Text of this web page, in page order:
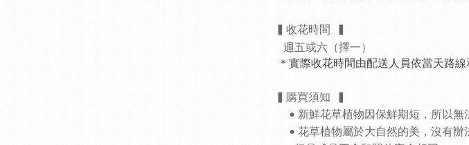
▍收花時間
週 五或六（擇一）
＊實際收花時間由配送人員依當天路
購買須知
• 新鮮花草植物因保鮮期短，所以無
• 花草植物屬於大自然的美，沒有辦